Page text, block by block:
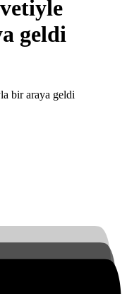
geldi
bir araya geldi